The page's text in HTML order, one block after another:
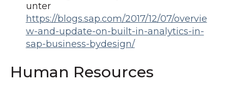
unter
https://blogs.sap.com/2017/12/07/overvie
w-and-update-on-built-in-analytics-in-
sap-business-bydesign/
Human Resources